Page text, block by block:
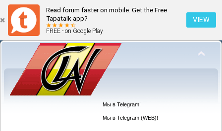
Read forum faster on mobile. Get the Free
Tapatalk app?
FREE - on Google Play
VIEW
Мы в Telegram!
Мы в Telegram (WEB)!